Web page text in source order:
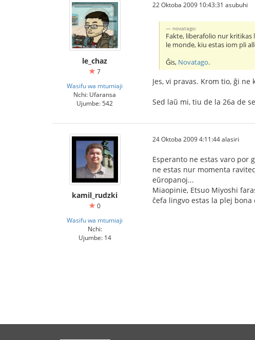
le_chaz
7
Wasifu wa mtumiaji
Nchi: Ufaransa
Ujumbe: 542
22 Oktoba 2009 10:43:31 asubuhi
novatago:
Fakte, liberafolio nur kritikas
le monde, kiu estas iom pli
Ĝis, Novatago.
Jes, vi pravas. Krom tio, ĝi
Sed laŭ mi, tiu de la 26a de
kamil_rudzki
0
Wasifu wa mtumiaji
Nchi:
Ujumbe: 14
24 Oktoba 2009 4:11:44 alasiri
Esperanto ne estas varo por
ne estas nur momenta
eŭropanoj...
Miaopinie, Etsuo Miyoshi
ĉefa lingvo estas la plej bona